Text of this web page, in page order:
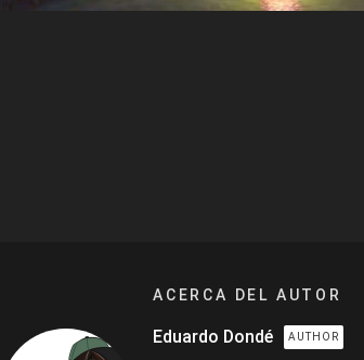
ACERCA DEL AUTOR
Eduardo Dondé AUTHOR